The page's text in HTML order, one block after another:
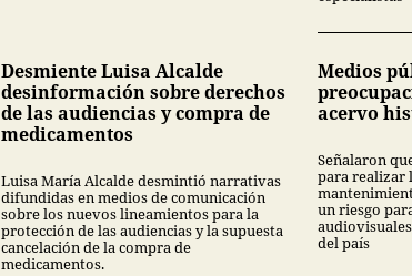
Desmiente Luisa Alcalde
desinformación sobre derechos
de las audiencias y compra de
medicamentos
Luisa María Alcalde desmintió narrativas
difundidas en medios de comunicación
sobre los nuevos lineamientos para la
protección de las audiencias y la supuesta
cancelación de la compra de
medicamentos.
Medios
acervo
Señalaron
para realizar
un riesgo
del país